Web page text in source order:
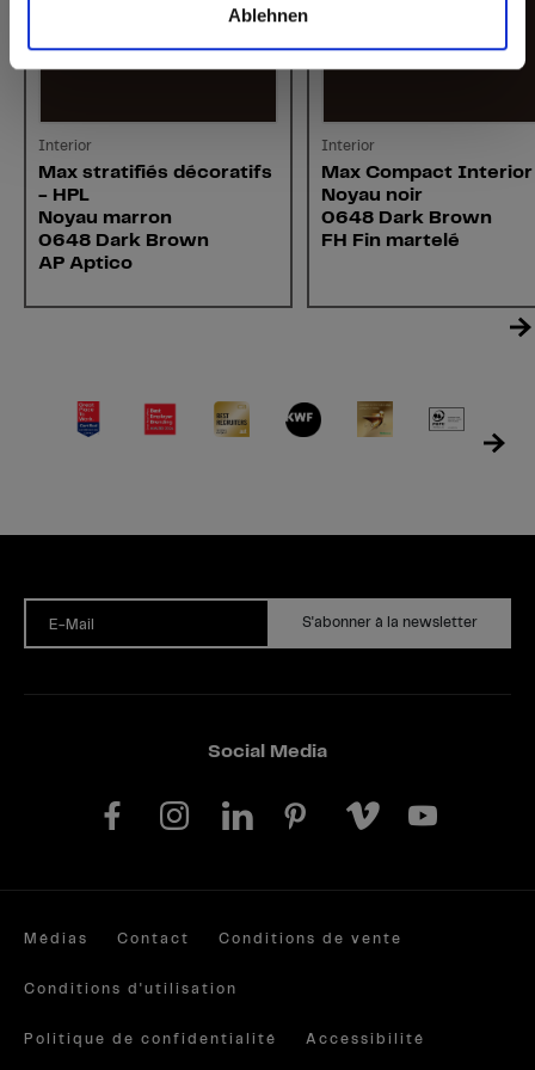
Ablehnen
Interior
Max stratifiés décoratifs
- HPL
Noyau marron
0648 Dark Brown
AP Aptico
Interior
Max Compact Interior
Noyau noir
0648 Dark Brown
FH Fin martelé
E-Mail S'abonner à la newsletter
Social Media
Médias Contact Conditions de vente
Conditions d'utilisation
Politique de confidentialité Accessibilité